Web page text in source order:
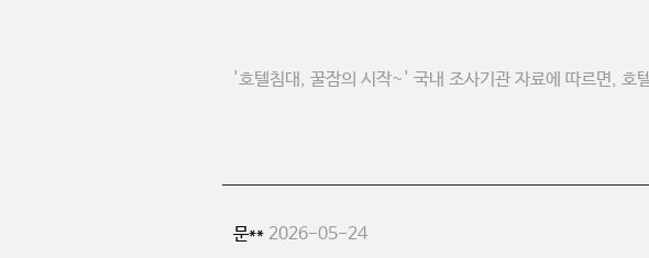
'호텔침대, 꿀잠의 시작~' 국내 조사기관 자료에 따르면, 호
문** 2026-05-24